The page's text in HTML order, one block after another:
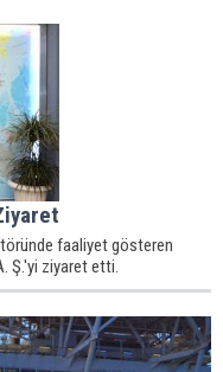
faaliyet gösteren
Ş.'yi ziyaret etti.